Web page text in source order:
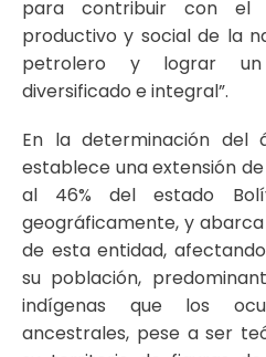
para contribuir con el
productivo y social de la
petrolero y lograr un
diversificado e integral”.
En la determinación del
establece una extensión de
al 46% del estado
geográficamente, y abarca
de esta entidad,
su población,
indígenas que los
ancestrales, pese a ser